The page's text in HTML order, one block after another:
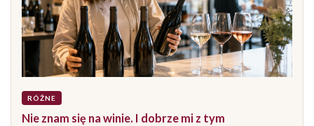
RÓŻNE
Nie znam się na winie. I dobrze mi z tym